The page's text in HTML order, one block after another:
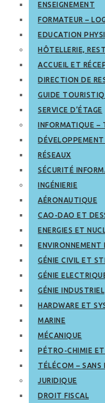
ENSEIGNEMENT
FORMATEUR –
EDUCATION
HÔTELLERIE,
ACCUEIL ET
DIRECTION DE
GUIDE
SERVICE D’ÉTAGE
INFORMATIQUE –
RÉSEAUX
SÉCURITÉ
INGÉNIERIE
AÉRONAUTIQUE
CAO-DAO ET
ENERGIES ET
ENVIRONNEMENT
GÉNIE CIVIL ET
GÉNIE
GÉNIE INDUSTRIEL
HARDWARE ET
MARINE
MÉCANIQUE
PÉTRO-CHIMIE
TÉLÉCOM – SANS
JURIDIQUE
DROIT FISCAL